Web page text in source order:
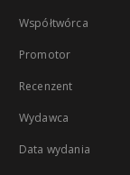
Współtwórca
Promotor
Recenzent
Wydawca
Data wydania